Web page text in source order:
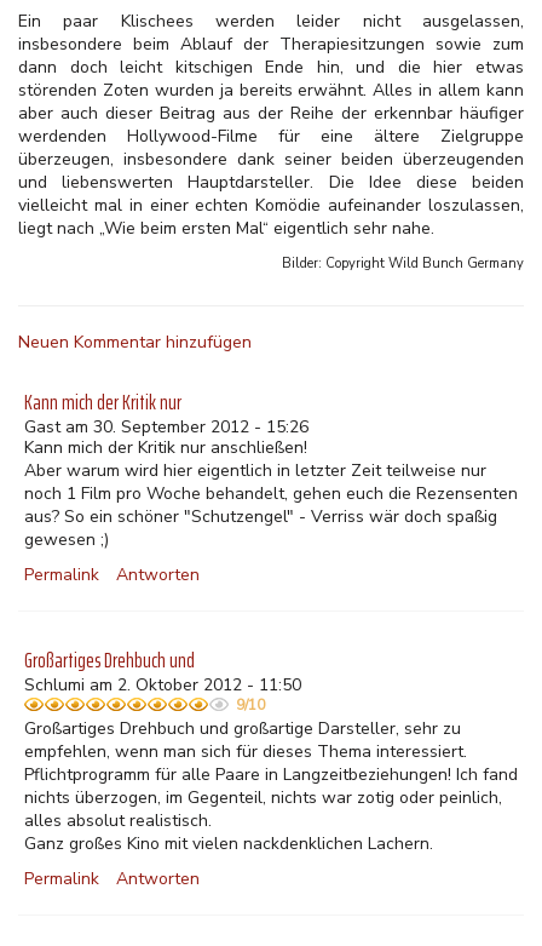
Ein paar Klischees werden leider nicht ausgelassen,
insbesondere beim Ablauf der Therapiesitzungen sowie zum
dann doch leicht kitschigen Ende hin, und die hier etwas
störenden Zoten wurden ja bereits erwähnt. Alles in allem kann
aber auch dieser Beitrag aus der Reihe der erkennbar häufiger
werdenden Hollywood-Filme für eine ältere Zielgruppe
überzeugen, insbesondere dank seiner beiden überzeugenden
und liebenswerten Hauptdarsteller. Die Idee diese beiden
vielleicht mal in einer echten Komödie aufeinander loszulassen,
liegt nach „Wie beim ersten Mal“ eigentlich sehr nahe.
Bilder: Copyright Wild Bunch Germany
Neuen Kommentar hinzufügen
Kann mich der Kritik nur
Gast am 30. September 2012 - 15:26
Kann mich der Kritik nur anschließen!
Aber warum wird hier eigentlich in letzter Zeit teilweise nur
noch 1 Film pro Woche behandelt, gehen euch die Rezensenten
aus? So ein schöner "Schutzengel" - Verriss wär doch spaßig
gewesen ;)
Permalink
Antworten
Großartiges Drehbuch und
Schlumi am 2. Oktober 2012 - 11:50
9/10
Großartiges Drehbuch und großartige Darsteller, sehr zu
empfehlen, wenn man sich für dieses Thema interessiert.
Pflichtprogramm für alle Paare in Langzeitbeziehungen! Ich fand
nichts überzogen, im Gegenteil, nichts war zotig oder peinlich,
alles absolut realistisch.
Ganz großes Kino mit vielen nackdenklichen Lachern.
Permalink
Antworten